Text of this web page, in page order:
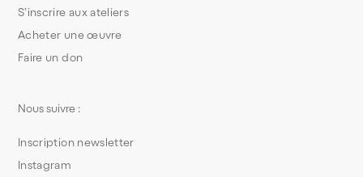
S’inscrire aux ateliers
Acheter une œuvre
Faire un don
Nous suivre :
Inscription newsletter
Instagram